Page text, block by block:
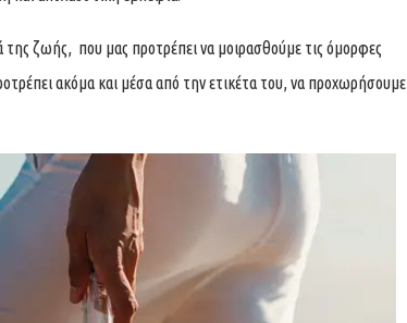
της ζωής, που μας προτρέπει να μοιρασθούμε τις όμορφες
ακόμα και μέσα από την ετικέτα του, να προχωρήσουμε